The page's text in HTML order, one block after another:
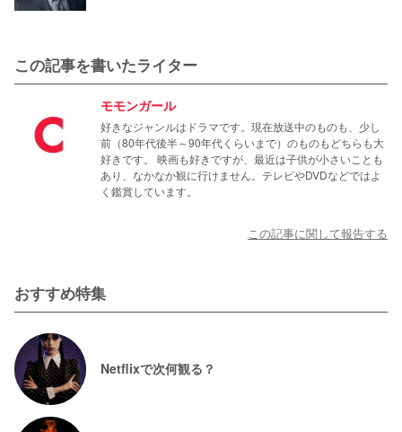
この記事を書いたライター
モモンガール
好きなジャンルはドラマです。現在放送中のものも、少し
前（80年代後半～90年代くらいまで）のものもどちらも大
好きです。 映画も好きですが、最近は子供が小さいことも
あり、なかなか観に行けません。テレビやDVDなどではよ
く鑑賞しています。
この記事に関して報告する
おすすめ特集
Netflixで次何観る？